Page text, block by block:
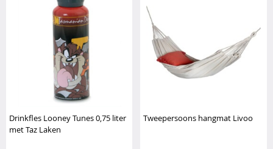
Drinkfles Looney Tunes 0,75 liter
met Taz Laken
Tweepersoons hangmat Livoo